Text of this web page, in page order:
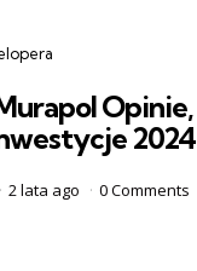
Opinie,
2024
2 lata ago 0Comments